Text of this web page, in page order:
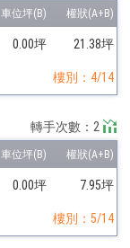
0.00坪 21.38坪
樓別：4/14
0.00坪 7.95坪
樓別：5/14
轉手次數：2